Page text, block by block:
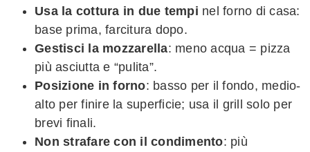
Usa la cottura in due tempi nel forno di casa:
base prima, farcitura dopo.
Gestisci la mozzarella: meno acqua = pizza
più asciutta e “pulita”.
Posizione in forno: basso per il fondo, medio-
alto per finire la superficie; usa il grill solo per
brevi finali.
Non strafare con il condimento: più